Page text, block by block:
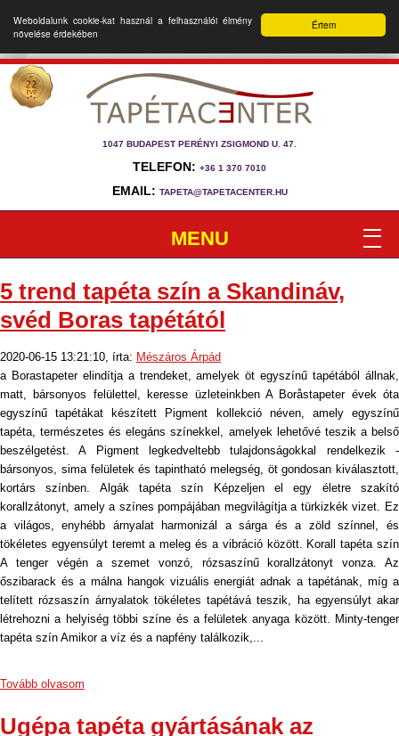
Értem
Weboldalunk cookie-kat használ a felhasználói élmény
növelése érdekében
1047 BUDAPEST PERÉNYI ZSIGMOND U. 47.
TELEFON: +36 1 370 7010
EMAIL: TAPETA@TAPETACENTER.HU
MENU
5 trend tapéta szín a Skandináv,
svéd Boras tapétától
2020-06-15 13:21:10, írta: Mészáros Árpád
a Borastapeter elindítja a trendeket, amelyek öt egyszínű tapétából állnak,
matt, bársonyos felülettel, keresse üzleteinkben A Boråstapeter évek óta
egyszínű tapétákat készített Pigment kollekció néven, amely egyszínű
tapéta, természetes és elegáns színekkel, amelyek lehetővé teszik a belső
beszélgetést. A Pigment legkedveltebb tulajdonságokkal rendelkezik -
bársonyos, sima felületek és tapintható melegség, öt gondosan kiválasztott,
kortárs színben. Algák tapéta szín Képzeljen el egy életre szakító
korallzátonyt, amely a színes pompájában megvilágítja a türkizkék vizet. Ez
a világos, enyhébb árnyalat harmonizál a sárga és a zöld színnel, és
tökéletes egyensúlyt teremt a meleg és a vibráció között. Korall tapéta szín
A tenger végén a szemet vonzó, rózsaszínű korallzátonyt vonza. Az
őszibarack és a málna hangok vizuális energiát adnak a tapétának, míg a
telített rózsaszín árnyalatok tökéletes tapétává teszik, ha egyensúlyt akar
létrehozni a helyiség többi színe és a felületek anyaga között. Minty-tenger
tapéta szín Amikor a víz és a napfény találkozik,...
Tovább olvasom
Ugépa tapéta gyártásának az